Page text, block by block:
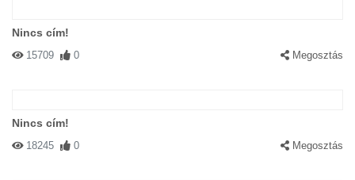
Nincs cím!
15709 0 Megosztás
Nincs cím!
18245 0 Megosztás